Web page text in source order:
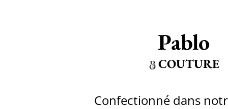
Pablo
COUTURE
Confectionné dans